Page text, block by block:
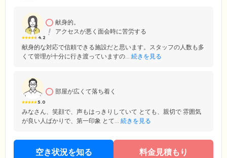
4.2
献身的。
アクセスが悪く面会時に苦労する
献身的な対応で信頼できる施設だと思います。スタッフの人数も多
くて管理が十分に行き渡っていますの... 続きを見る
5.0
部屋が広くて落ち着く
みなさん、笑顔で、声もはっきりしていて とても、親切で 雰囲気
が良い人ばかりで、第一印象 とて... 続きを見る
空き状況を知る 料金見積もり